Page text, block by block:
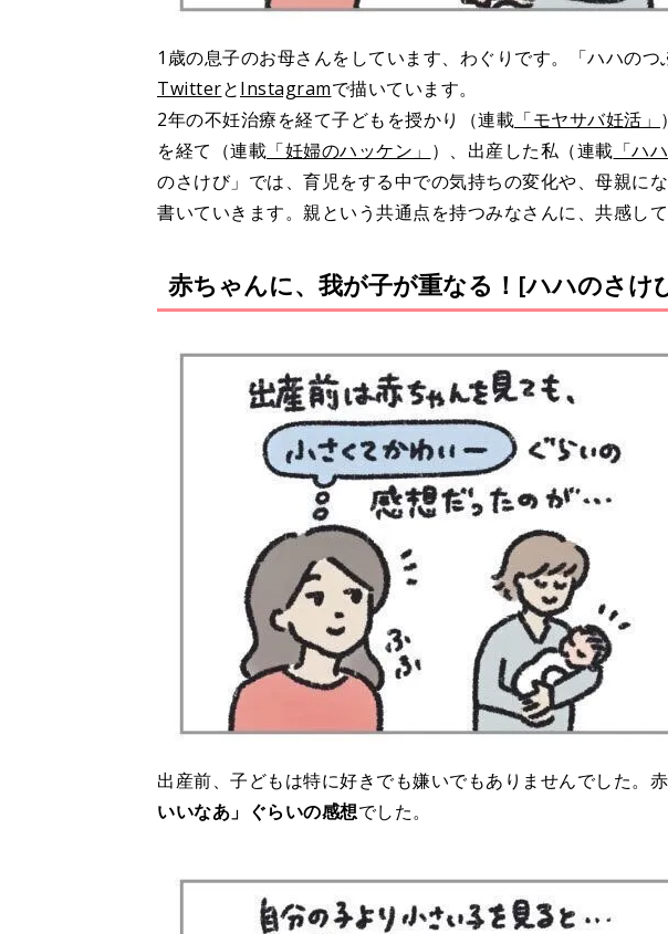
1歳の息子のお母さんをしています、わぐりです。「ハハの
TwitterとInstagramで描いています。
2年の不妊治療を経て子どもを授かり（連載 「モヤサバ妊活」
を経て（連載 「妊婦のハッケン」 ）、出産した私（連載 「ハ
のさけび」では、育児をする中での気持ちの変化や、母親に
書いていきます。親という共通点を持つみなさんに、共感して
赤ちゃんに、我が子が重なる！[ハハのさけ
出産前、子どもは特に好きでも嫌いでもありませんでした。赤
いいなあ」ぐらいの感想でした。